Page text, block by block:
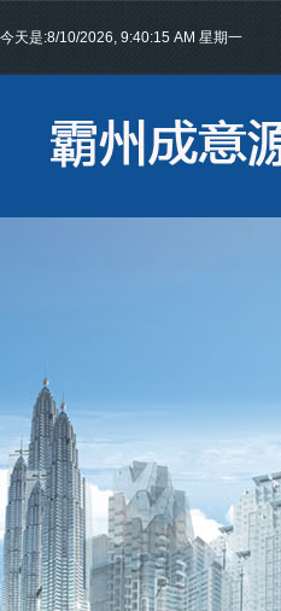
今天是:8/10/2026, 9:40:15 AM 星期一